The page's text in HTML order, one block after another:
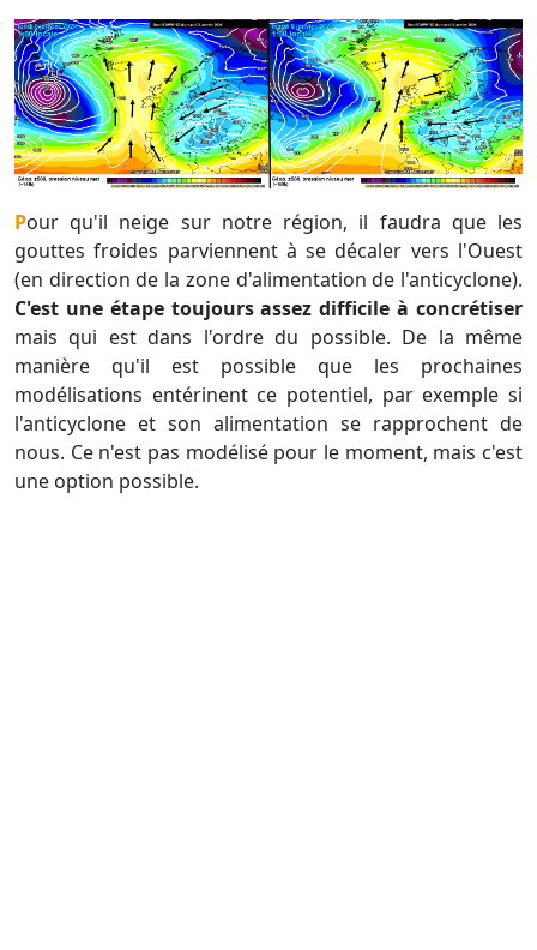
Pour qu'il neige sur notre région, il faudra que les
gouttes froides parviennent à se décaler vers l'Ouest
(en direction de la zone d'alimentation de l'anticyclone).
C'est une étape toujours assez difficile à concrétiser
mais qui est dans l'ordre du possible. De la même
manière qu'il est possible que les prochaines
modélisations entérinent ce potentiel, par exemple si
l'anticyclone et son alimentation se rapprochent de
nous. Ce n'est pas modélisé pour le moment, mais c'est
une option possible.